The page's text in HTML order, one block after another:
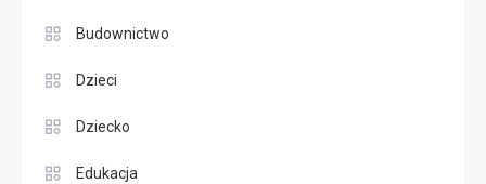
Budownictwo
Dzieci
Dziecko
Edukacja